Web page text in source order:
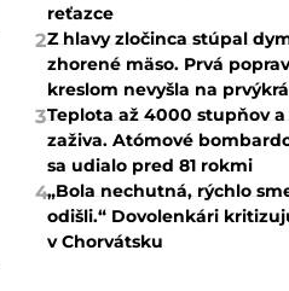
reťazce
2Z hlavy zločinca stúpal
zhorené mäso. Prvá
kreslom nevyšla na
3Teplota až 4000 stupňov
zaživa. Atómové
sa udialo pred 81 rokmi
4„Bola nechutná, rýchlo
odišli.“ Dovolenkári
v Chorvátsku